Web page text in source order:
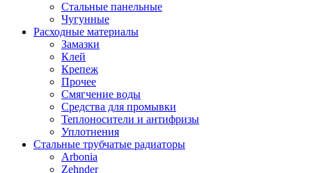
Стальные панельные
Чугунные
Расходные материалы
Замазки
Клей
Крепеж
Прочее
Смягчение воды
Средства для промывки
Теплоносители и антифризы
Уплотнения
Стальные трубчатые радиаторы
Arbonia
Zehnder